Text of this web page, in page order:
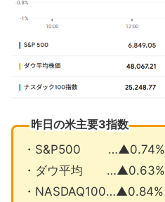
昨日の米主要3指数
・S&P500 …▲0.74%
・ダウ平均 …▲0.63%
・NASDAQ100…▲0.84%